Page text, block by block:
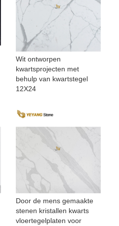
Wit ontworpen
kwartsprojecten met
behulp van kwartstegel
12X24
Door de mens gemaakte
stenen kristallen kwarts
vloertegelplaten voor